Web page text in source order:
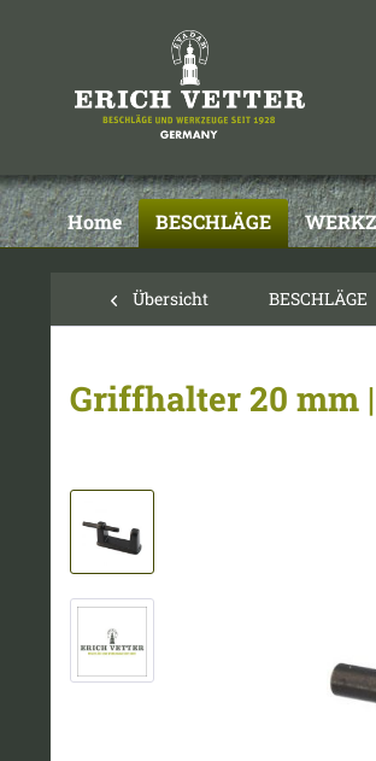
Home BESCHLÄGE
Übersicht BESCHLÄGE
Griffhalter 20 mm